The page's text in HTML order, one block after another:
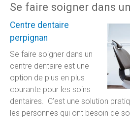
Se faire soigner dans
Centre dentaire
perpignan
Se faire soigner dans un
centre dentaire est une
option de plus en plus
courante pour les soins
dentaires. C’est une solution
les personnes qui ont besoin de